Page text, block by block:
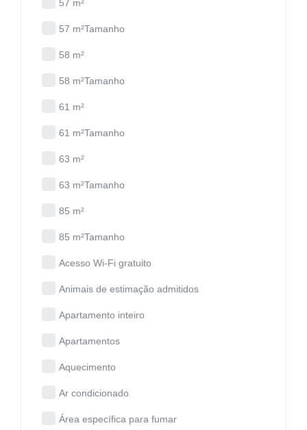
57 m²
57 m²Tamanho
58 m²
58 m²Tamanho
61 m²
61 m²Tamanho
63 m²
63 m²Tamanho
85 m²
85 m²Tamanho
Acesso Wi-Fi gratuito
Animais de estimação admitidos
Apartamento inteiro
Apartamentos
Aquecimento
Ar condicionado
Área específica para fumar